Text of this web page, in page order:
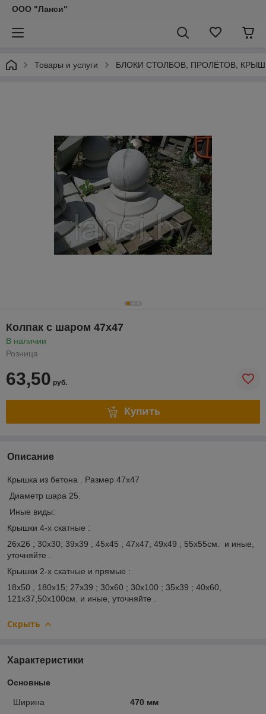
ООО "Ланси"
Товары и услуги БЛОКИ СТОЛБОВ, ПРОЛЁТОВ,
Колпак с шаром 47х47
В наличии
Розница
63,50 руб.
Купить
Описание
Крышка из бетона . Размер 47х47
Диаметр шара 25.
Иные виды:
Крышки 4-х скатные :
26х26 ; 30х30; 39х39 ; 45х45 ; 47х47, 49х49 ; 55х55см. и иные,
уточняйте .
Крышки 2-х скатные и прямые :
18х50 , 180х15; 27х39 ; 30х60 ; 30х100 ; 35х39 ; 40х60,
121х37,50х100см. и иные, уточняйте .
Скрыть
Характеристики
Основные
Ширина
470 мм